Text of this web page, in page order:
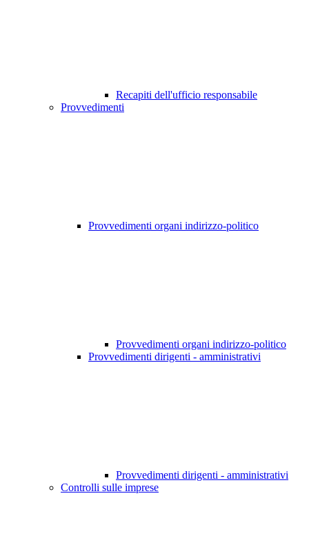
Recapiti dell'ufficio responsabile
Provvedimenti
Provvedimenti organi indirizzo-politico
Provvedimenti organi indirizzo-politico
Provvedimenti dirigenti - amministrativi
Provvedimenti dirigenti - amministrativi
Controlli sulle imprese